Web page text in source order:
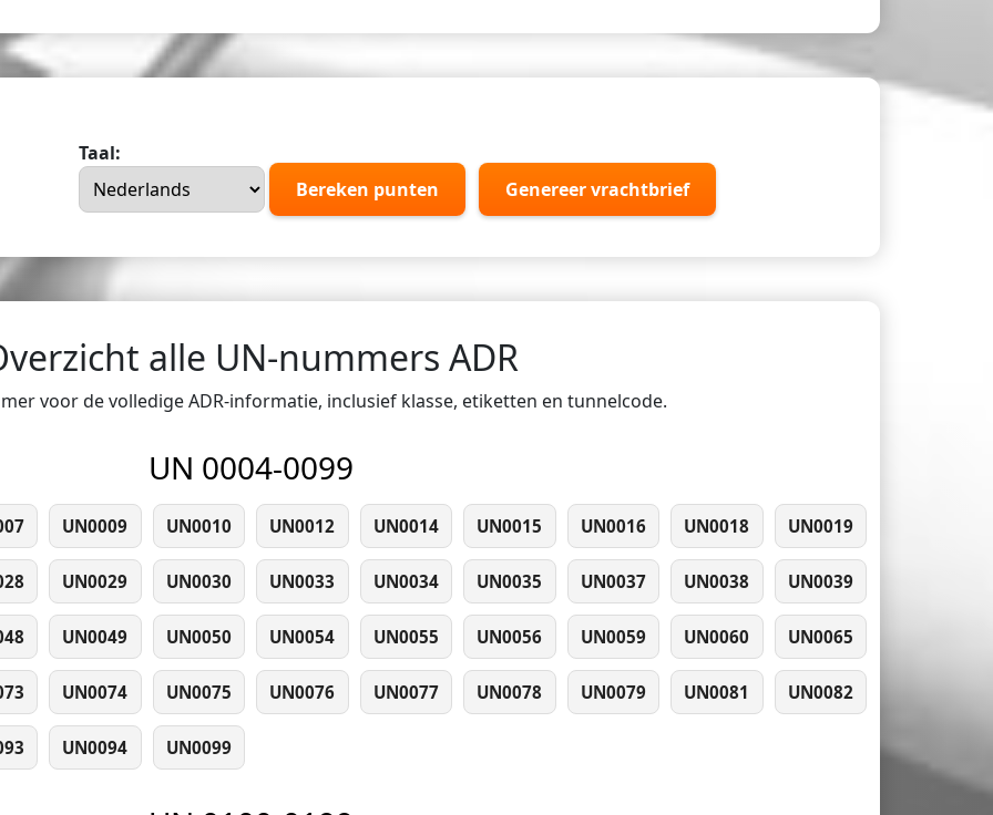
Taal:
Bereken punten
Genereer vrachtbrief
alle UN-nummers ADR
voor de volledige ADR-informatie, inclusief klasse, etiketten en tunnelcode.
UN 0004-0099
UN0009 UN0010 UN0012 UN0014 UN0015 UN0016 UN0018 UN0019
UN0029 UN0030 UN0033 UN0034 UN0035 UN0037 UN0038 UN0039
UN0049 UN0050 UN0054 UN0055 UN0056 UN0059 UN0060 UN0065
UN0074 UN0075 UN0076 UN0077 UN0078 UN0079 UN0081 UN0082
UN0094 UN0099